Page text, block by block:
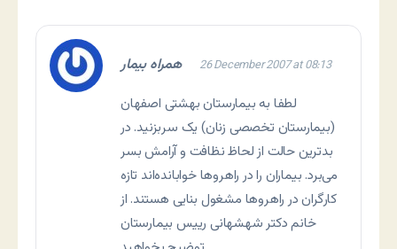
همراه بیمار 26 December 2007 at 08:13
لطفا به بیمارستان بهشتی اصفهان
(بیمارستان تخصصی زنان) یک سربزنید. در
بدترین حالت از لحاظ نظافت و آرامش بسر
می‌برد. بیماران را در راهروها خوابانده‌اند تازه
کارگران در راهروها مشغول بنایی هستند. از
خانم دکتر شهشهانی رییس بیمارستان